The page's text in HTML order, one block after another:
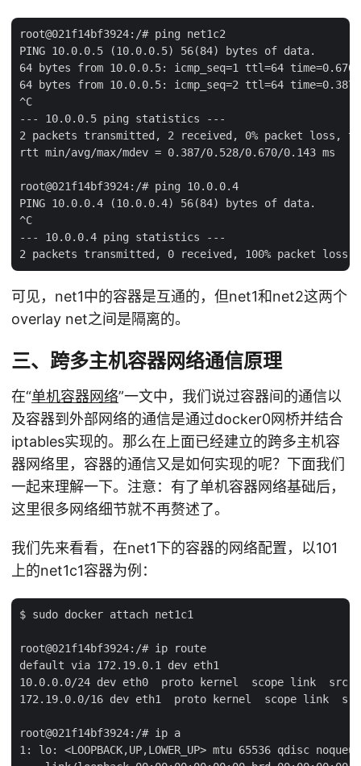
root@021f14bf3924:/# ping net1c2
PING 10.0.0.5 (10.0.0.5) 56(84) bytes of data.
64 bytes from 10.0.0.5: icmp_seq=1 ttl=64 time=0.670
64 bytes from 10.0.0.5: icmp_seq=2 ttl=64 time=0.387
^C
--- 10.0.0.5 ping statistics ---
2 packets transmitted, 2 received, 0% packet loss,
rtt min/avg/max/mdev = 0.387/0.528/0.670/0.143 ms
root@021f14bf3924:/# ping 10.0.0.4
PING 10.0.0.4 (10.0.0.4) 56(84) bytes of data.
^C
--- 10.0.0.4 ping statistics ---
可见，net1中的容器是互通的，但net1和net2这两个
overlay net之间是隔离的。
三、跨多主机容器网络通信原理
在“单机容器网络”一文中，我们说过容器间的通信以
及容器到外部网络的通信是通过docker0网桥并结合
iptables实现的。那么在上面已经建立的跨多主机容
器网络里，容器的通信又是如何实现的呢？下面我们
一起来理解一下。注意：有了单机容器网络基础后，
这里很多网络细节就不再赘述了。
我们先来看看，在net1下的容器的网络配置，以101
上的net1c1容器为例：
$ sudo docker attach net1c1
root@021f14bf3924:/# ip route
default via 172.19.0.1 dev eth1
10.0.0.0/24 dev eth0  proto kernel  scope link  src
172.19.0.0/16 dev eth1  proto kernel  scope link
root@021f14bf3924:/# ip a
1: lo: <LOOPBACK,UP,LOWER_UP> mtu 65536 qdisc